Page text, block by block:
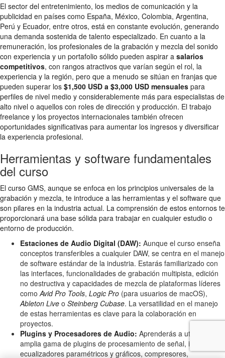
El sector del entretenimiento, los medios de comunicación y la
publicidad en países como España, México, Colombia, Argentina,
Perú y Ecuador, entre otros, está en constante evolución, generando
una demanda sostenida de talento especializado. En cuanto a la
remuneración, los profesionales de la grabación y mezcla del sonido
con experiencia y un portafolio sólido pueden aspirar a salarios
competitivos, con rangos atractivos que varían según el rol, la
experiencia y la región, pero que a menudo se sitúan en franjas que
pueden superar los $1,500 USD a $3,000 USD mensuales para
perfiles de nivel medio y considerablemente más para especialistas de
alto nivel o aquellos con roles de dirección y producción. El trabajo
freelance y los proyectos internacionales también ofrecen
oportunidades significativas para aumentar los ingresos y diversificar
la experiencia profesional.
Herramientas y software fundamentales
del curso
El curso GMS, aunque se enfoca en los principios universales de la
grabación y mezcla, te introduce a las herramientas y el software que
son pilares en la industria actual. La comprensión de estos entornos te
proporcionará una base sólida para trabajar en cualquier estudio o
entorno de producción.
Estaciones de Audio Digital (DAW): Aunque el curso enseña
conceptos transferibles a cualquier DAW, se centra en el manejo
de software estándar de la industria. Estarás familiarizado con
las interfaces, funcionalidades de grabación multipista, edición
no destructiva y capacidades de mezcla de plataformas líderes
como Avid Pro Tools, Logic Pro (para usuarios de macOS),
Ableton Live o Steinberg Cubase. La versatilidad en el manejo
de estas herramientas es clave para la colaboración en
proyectos.
Plugins y Procesadores de Audio: Aprenderás a utilizar una
amplia gama de plugins de procesamiento de señal, incluyendo
ecualizadores paramétricos y gráficos, compresores,